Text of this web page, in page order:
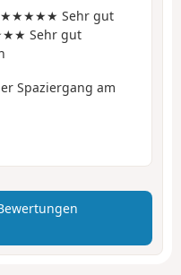
★★★★★ Sehr gut
Sehr gut
Spaziergang am